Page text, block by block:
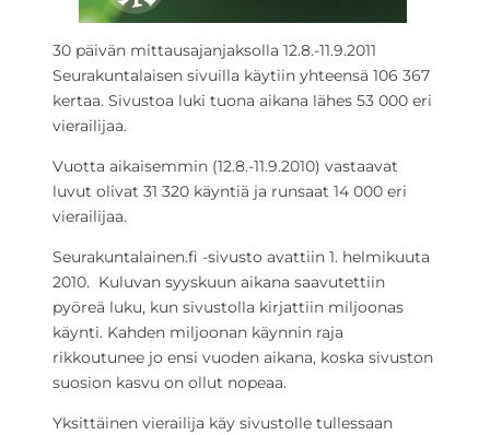
30 päivän mittausajanjaksolla 12.8.-11.9.2011
Seurakuntalaisen sivuilla käytiin yhteensä 106 367
kertaa. Sivustoa luki tuona aikana lähes 53 000 eri
vierailijaa.
Vuotta aikaisemmin (12.8.-11.9.2010) vastaavat
luvut olivat 31 320 käyntiä ja runsaat 14 000 eri
vierailijaa.
Seurakuntalainen.fi -sivusto avattiin 1. helmikuuta
2010. Kuluvan syyskuun aikana saavutettiin
pyöreä luku, kun sivustolla kirjattiin miljoonas
käynti. Kahden miljoonan käynnin raja
rikkoutunee jo ensi vuoden aikana, koska sivuston
suosion kasvu on ollut nopeaa.
Yksittäinen vierailija käy sivustolle tullessaan